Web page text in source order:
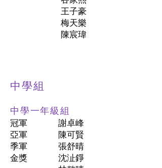
王子豪
梅天樂
陳宸瑋
中學組
中學一年級組
冠軍
亞軍
季軍
金獎
謝卓峰
陳可賢
張舒晴
沈沚錚